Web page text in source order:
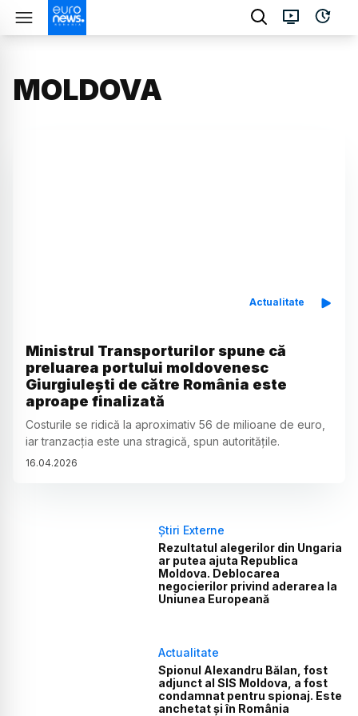
MOLDOVA
Actualitate
Ministrul Transporturilor spune că
preluarea portului moldovenesc
Giurgiulești de către România este
aproape finalizată
Costurile se ridică la aproximativ 56 de milioane de euro,
iar tranzacția este una stragică, spun autoritățile.
16.04.2026
Știri Externe
Rezultatul alegerilor din Ungaria
ar putea ajuta Republica
Moldova. Deblocarea
negocierilor privind aderarea la
Uniunea Europeană
Actualitate
Spionul Alexandru Bălan, fost
adjunct al SIS Moldova, a fost
condamnat pentru spionaj. Este
anchetat și în România